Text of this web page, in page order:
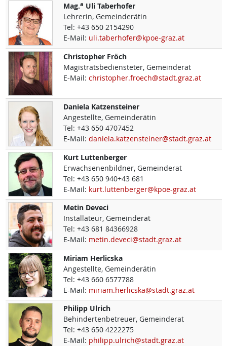
Mag.a Uli Taberhofer
Lehrerin, Gemeinderätin
Tel: +43 650 2154290
E-Mail: uli.taberhofer@kpoe-graz.at
Christopher Fröch
Magistratsbediensteter, Gemeinderat
E-Mail: christopher.froech@stadt.graz.at
Daniela Katzensteiner
Angestellte, Gemeinderätin
Tel: +43 650 4707452
E-Mail: daniela.katzensteiner@stadt.graz.at
Kurt Luttenberger
Erwachsenenbildner, Gemeinderat
Tel: +43 650 940+43 681
E-Mail: kurt.luttenberger@kpoe-graz.at
Metin Deveci
Installateur, Gemeinderat
Tel: +43 681 84366928
E-Mail: metin.deveci@stadt.graz.at
Miriam Herlicska
Angestellte, Gemeinderätin
Tel: +43 660 6577788
E-Mail: miriam.herlicska@stadt.graz.at
Philipp Ulrich
Behindertenbetreuer, Gemeinderat
Tel: +43 650 4222275
E-Mail: philipp.ulrich@stadt.graz.at